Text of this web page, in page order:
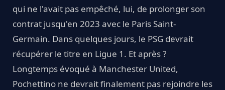
qui ne l'avait pas empêché, lui, de prolonger son
contrat jusqu'en 2023 avec le Paris Saint-
Germain. Dans quelques jours, le PSG devrait
récupérer le titre en Ligue 1. Et après ?
Longtemps évoqué à Manchester United,
Pochettino ne devrait finalement pas rejoindre les